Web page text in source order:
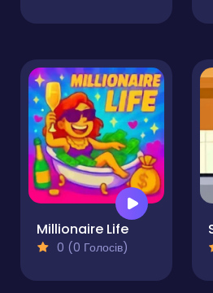
Millionaire Life
0 (0 Голосів)